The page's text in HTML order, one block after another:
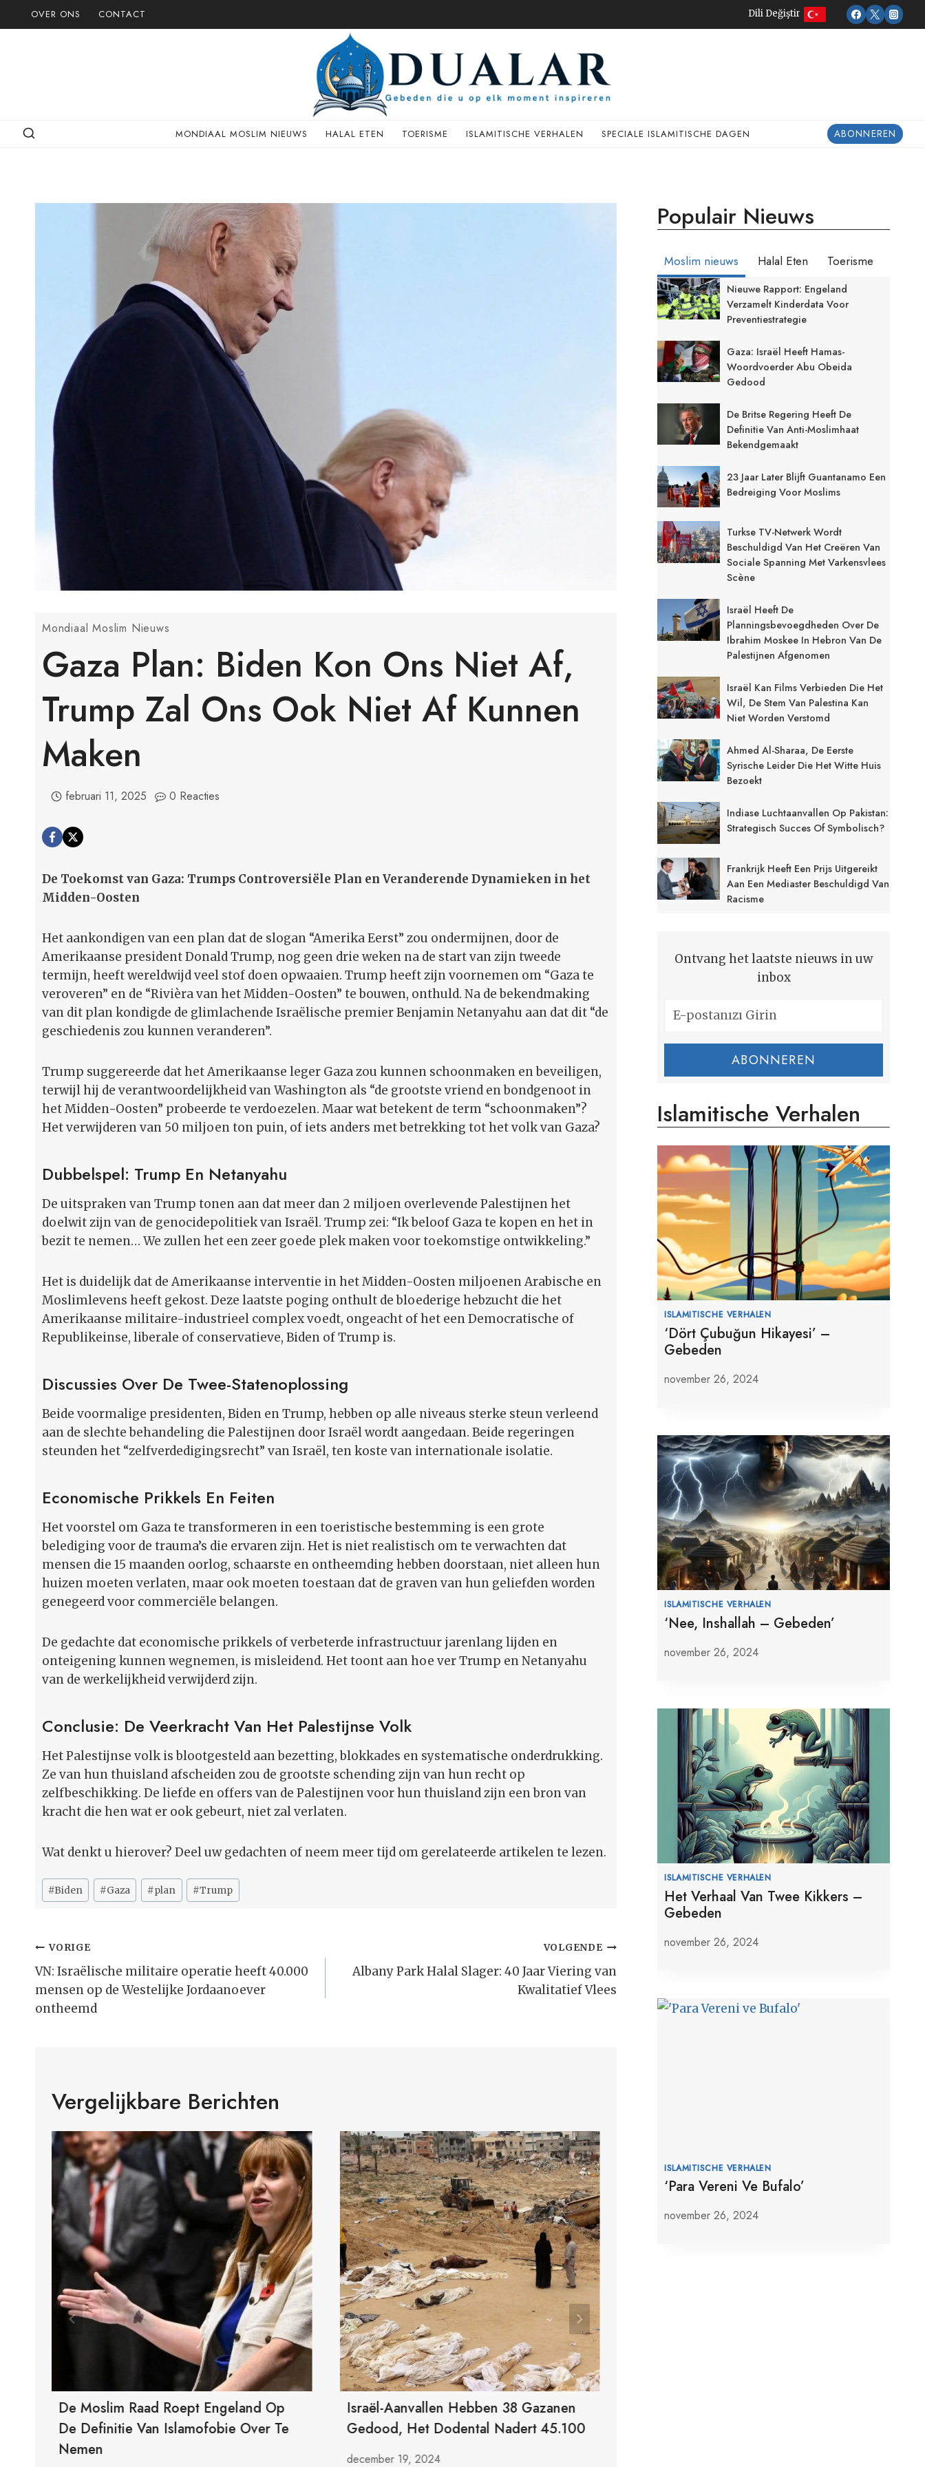
Doorgaan
naar
OVER ONS CONTACT Dili Değiştir
MONDIAAL MOSLIM NIEUWS HALAL ETEN TOERISME ISLAMITISCHE VERHALEN SPECIALE ISLAMITISCHE DAGEN ABONNEREN
Mondiaal Moslim Nieuws
Gaza Plan: Biden Kon Ons Niet Af,
Trump Zal Ons Ook Niet Af Kunnen
Maken
februari 11, 2025 0 Reacties
De Toekomst van Gaza: Trumps Controversiële Plan en Veranderende Dynamieken in het
Midden-Oosten
Het aankondigen van een plan dat de slogan “Amerika Eerst” zou ondermijnen, door de
Amerikaanse president Donald Trump, nog geen drie weken na de start van zijn tweede
termijn, heeft wereldwijd veel stof doen opwaaien. Trump heeft zijn voornemen om “Gaza te
veroveren” en de “Rivièra van het Midden-Oosten” te bouwen, onthuld. Na de bekendmaking
van dit plan kondigde de glimlachende Israëlische premier Benjamin Netanyahu aan dat dit “de
geschiedenis zou kunnen veranderen”.
Trump suggereerde dat het Amerikaanse leger Gaza zou kunnen schoonmaken en beveiligen,
terwijl hij de verantwoordelijkheid van Washington als “de grootste vriend en bondgenoot in
het Midden-Oosten” probeerde te verdoezelen. Maar wat betekent de term “schoonmaken”?
Het verwijderen van 50 miljoen ton puin, of iets anders met betrekking tot het volk van Gaza?
Dubbelspel: Trump En Netanyahu
De uitspraken van Trump tonen aan dat meer dan 2 miljoen overlevende Palestijnen het
doelwit zijn van de genocidepolitiek van Israël. Trump zei: “Ik beloof Gaza te kopen en het in
bezit te nemen… We zullen het een zeer goede plek maken voor toekomstige ontwikkeling.”
Het is duidelijk dat de Amerikaanse interventie in het Midden-Oosten miljoenen Arabische en
Moslimlevens heeft gekost. Deze laatste poging onthult de bloederige hebzucht die het
Amerikaanse militaire-industrieel complex voedt, ongeacht of het een Democratische of
Republikeinse, liberale of conservatieve, Biden of Trump is.
Discussies Over De Twee-Statenoplossing
Beide voormalige presidenten, Biden en Trump, hebben op alle niveaus sterke steun verleend
aan de slechte behandeling die Palestijnen door Israël wordt aangedaan. Beide regeringen
steunden het “zelfverdedigingsrecht” van Israël, ten koste van internationale isolatie.
Economische Prikkels En Feiten
Het voorstel om Gaza te transformeren in een toeristische bestemming is een grote
belediging voor de trauma’s die ervaren zijn. Het is niet realistisch om te verwachten dat
mensen die 15 maanden oorlog, schaarste en ontheemding hebben doorstaan, niet alleen hun
huizen moeten verlaten, maar ook moeten toestaan dat de graven van hun geliefden worden
genegeerd voor commerciële belangen.
De gedachte dat economische prikkels of verbeterde infrastructuur jarenlang lijden en
onteigening kunnen wegnemen, is misleidend. Het toont aan hoe ver Trump en Netanyahu
van de werkelijkheid verwijderd zijn.
Conclusie: De Veerkracht Van Het Palestijnse Volk
Het Palestijnse volk is blootgesteld aan bezetting, blokkades en systematische onderdrukking.
Ze van hun thuisland afscheiden zou de grootste schending zijn van hun recht op
zelfbeschikking. De liefde en offers van de Palestijnen voor hun thuisland zijn een bron van
kracht die hen wat er ook gebeurt, niet zal verlaten.
Wat denkt u hierover? Deel uw gedachten of neem meer tijd om gerelateerde artikelen te lezen.
Bericht
tags:
#Biden #Gaza #plan #Trump
Bericht
Navigatie
VORIGE
VN: Israëlische militaire operatie heeft 40.000
mensen op de Westelijke Jordaanoever
ontheemd
VOLGENDE
Albany Park Halal Slager: 40 Jaar Viering van
Kwalitatief Vlees
Vergelijkbare Berichten
De Moslim Raad Roept Engeland Op
De Definitie Van Islamofobie Over Te
Nemen
Israël-Aanvallen Hebben 38 Gazanen
Gedood, Het Dodental Nadert 45.100
december 19, 2024
Populair Nieuws
Moslim nieuws Halal Eten Toerisme
Nieuwe Rapport: Engeland
Verzamelt Kinderdata Voor
Preventiestrategie
Gaza: Israël Heeft Hamas-
Woordvoerder Abu Obeida
Gedood
De Britse Regering Heeft De
Definitie Van Anti-Moslimhaat
Bekendgemaakt
23 Jaar Later Blijft Guantanamo Een
Bedreiging Voor Moslims
Turkse TV-Netwerk Wordt
Beschuldigd Van Het Creëren Van
Sociale Spanning Met Varkensvlees
Scène
Israël Heeft De
Planningsbevoegdheden Over De
Ibrahim Moskee In Hebron Van De
Palestijnen Afgenomen
Israël Kan Films Verbieden Die Het
Wil, De Stem Van Palestina Kan
Niet Worden Verstomd
Ahmed Al-Sharaa, De Eerste
Syrische Leider Die Het Witte Huis
Bezoekt
Indiase Luchtaanvallen Op Pakistan:
Strategisch Succes Of Symbolisch?
Frankrijk Heeft Een Prijs Uitgereikt
Aan Een Mediaster Beschuldigd Van
Racisme
Ontvang het laatste nieuws in uw
inbox
ABONNEREN
Islamitische Verhalen
ISLAMITISCHE VERHALEN
‘Dört Çubuğun Hikayesi’ –
Gebeden
november 26, 2024
ISLAMITISCHE VERHALEN
‘Nee, Inshallah – Gebeden’
november 26, 2024
ISLAMITISCHE VERHALEN
Het Verhaal Van Twee Kikkers –
Gebeden
november 26, 2024
ISLAMITISCHE VERHALEN
‘Para Vereni Ve Bufalo’
november 26, 2024